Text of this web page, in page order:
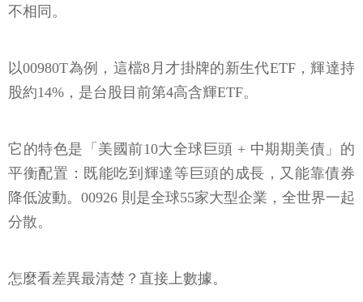
不相同。
以00980T為例，這檔8月才掛牌的新生代ETF，輝達持
股約14%，是台股目前第4高含輝ETF。
它的特色是「美國前10大全球巨頭 + 中期期美債」的
平衡配置：既能吃到輝達等巨頭的成長，又能靠債券
降低波動。00926 則是全球55家大型企業，全世界一起
分散。
怎麼看差異最清楚？直接上數據。